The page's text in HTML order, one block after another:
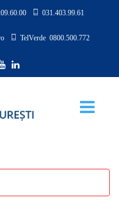
031.403.99.61
TelVerde 0800.500.772